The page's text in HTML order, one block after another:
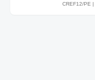
CREF12/PE |